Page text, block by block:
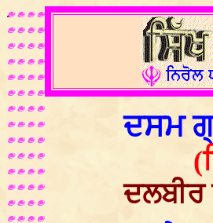
.
ਦਸਮ